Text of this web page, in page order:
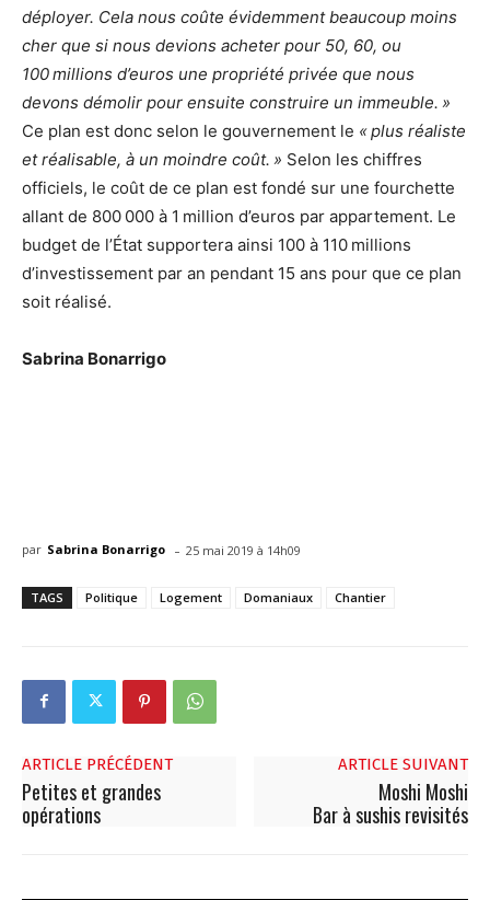
déployer. Cela nous coûte évidemment beaucoup moins
cher que si nous devions acheter pour 50, 60, ou
100 millions d’euros une propriété privée que nous
devons démolir pour ensuite construire un immeuble. »
Ce plan est donc selon le gouvernement le « plus réaliste
et réalisable, à un moindre coût. » Selon les chiffres
officiels, le coût de ce plan est fondé sur une fourchette
allant de 800 000 à 1 million d’euros par appartement. Le
budget de l’État supportera ainsi 100 à 110 millions
d’investissement par an pendant 15 ans pour que ce plan
soit réalisé.
Sabrina Bonarrigo
par Sabrina Bonarrigo - 25 mai 2019 à 14h09
TAGS Politique Logement Domaniaux Chantier
ARTICLE PRÉCÉDENT
Petites et grandes
opérations
ARTICLE SUIVANT
Moshi Moshi
Bar à sushis revisités